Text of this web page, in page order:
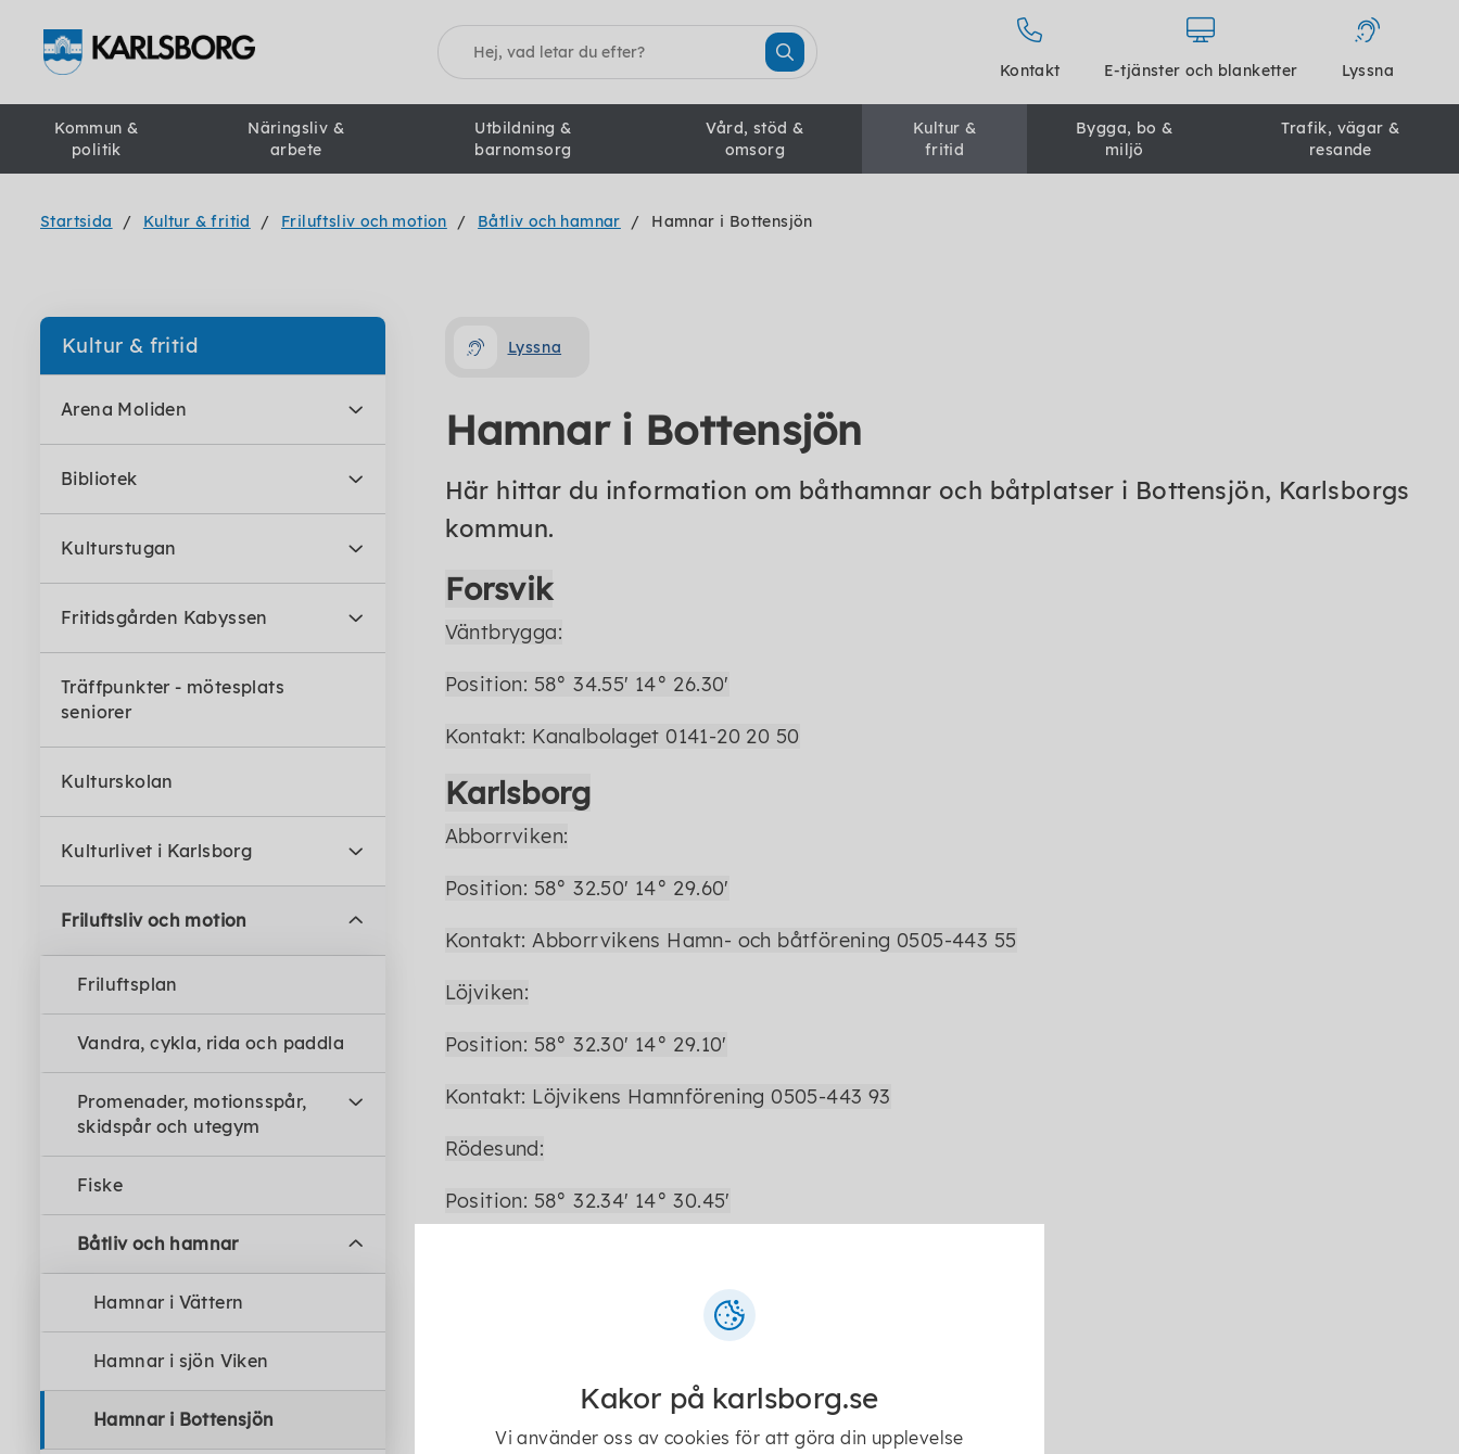
Sök
Kontakt E-tjänster och blanketter Lyssna
Kommun &
politik
Näringsliv &
arbete
Utbildning &
barnomsorg
Vård, stöd &
omsorg
Kultur &
fritid
Bygga, bo &
miljö
Trafik, vägar &
resande
Startsida Kultur & fritid Friluftsliv och motion Båtliv och hamnar Hamnar i Bottensjön
Kultur & fritid
Arena Moliden
Bibliotek
Kulturstugan
Fritidsgården Kabyssen
Träffpunkter - mötesplats
seniorer
Kulturskolan
Kulturlivet i Karlsborg
Friluftsliv och motion
Friluftsplan
Vandra, cykla, rida och paddla
Promenader, motionsspår,
skidspår och utegym
Fiske
Båtliv och hamnar
Hamnar i Vättern
Hamnar i sjön Viken
Hamnar i Bottensjön
Lyssna
Hamnar i Bottensjön
Här hittar du information om båthamnar och båtplatser i Bottensjön, Karlsborgs
kommun.
Forsvik
Väntbrygga:
Position: 58° 34.55' 14° 26.30'
Kontakt: Kanalbolaget 0141-20 20 50
Karlsborg
Abborrviken:
Position: 58° 32.50' 14° 29.60'
Kontakt: Abborrvikens Hamn- och båtförening 0505-443 55
Löjviken:
Position: 58° 32.30' 14° 29.10'
Kontakt: Löjvikens Hamnförening 0505-443 93
Rödesund:
Position: 58° 32.34' 14° 30.45'
Kontakt: Båtvikens hamnförening 070-023 48 62
Kakor på karlsborg.se
Vi använder oss av cookies för att göra din upplevelse